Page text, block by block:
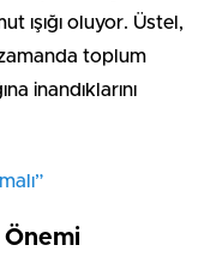
ışığı oluyor. Üstel,
toplum
inandıklarını